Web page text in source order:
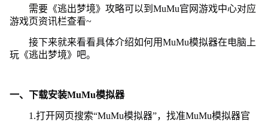
需要《逃出梦境》攻略可以到MuMu官网游戏中心对应
游戏页资讯栏查看~
接下来就来看看具体介绍如何用MuMu模拟器在电脑上
玩《逃出梦境》吧。
一、下载安装MuMu模拟器
1.打开网页搜索“MuMu模拟器”，找准MuMu模拟器官